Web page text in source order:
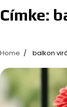
Címke:
Home balkon